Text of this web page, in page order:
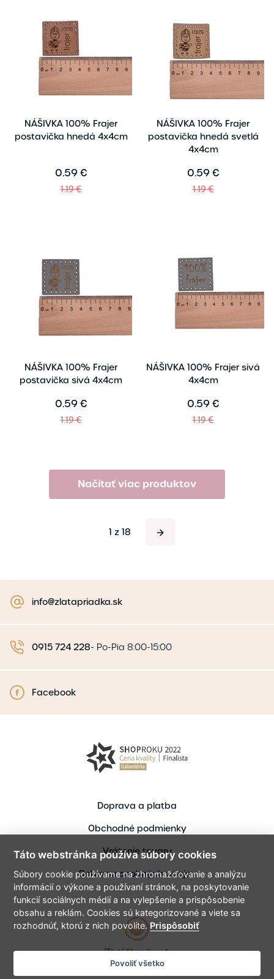
NÁŠIVKA 100% Frajer
postavička hnedá 4x4cm
0.59 €
1.19 €
NÁŠIVKA 100% Frajer
postavička hnedá svetlá
4x4cm
0.59 €
1.19 €
NÁŠIVKA 100% Frajer
postavička sivá 4x4cm
0.59 €
1.19 €
NÁŠIVKA 100% Frajer sivá
4x4cm
0.59 €
1.19 €
Načítať viac produktov
1 z 18
info@zlatapriadka.sk
0915 724 228- Po-Pia 8:00-15:00
Facebook
Doprava a platba
Obchodné podmienky
Vrátenie tovaru
Ochrana osobných údajov
Copyright © 2021 ZlataPriadka.sk
Táto webstránka používa súbory cookies
Súbory cookie používame na zhromažďovanie a analýzu
informácií o výkone a používaní stránok, na poskytovanie
funkcií sociálnych médií a na vylepšenie a prispôsobenie
obsahu a reklám. Cookies sú kategorizované a viete sa
rozhodnúť, ktorú z nich povolíte.Prispôsobiť
Povoliť všetko